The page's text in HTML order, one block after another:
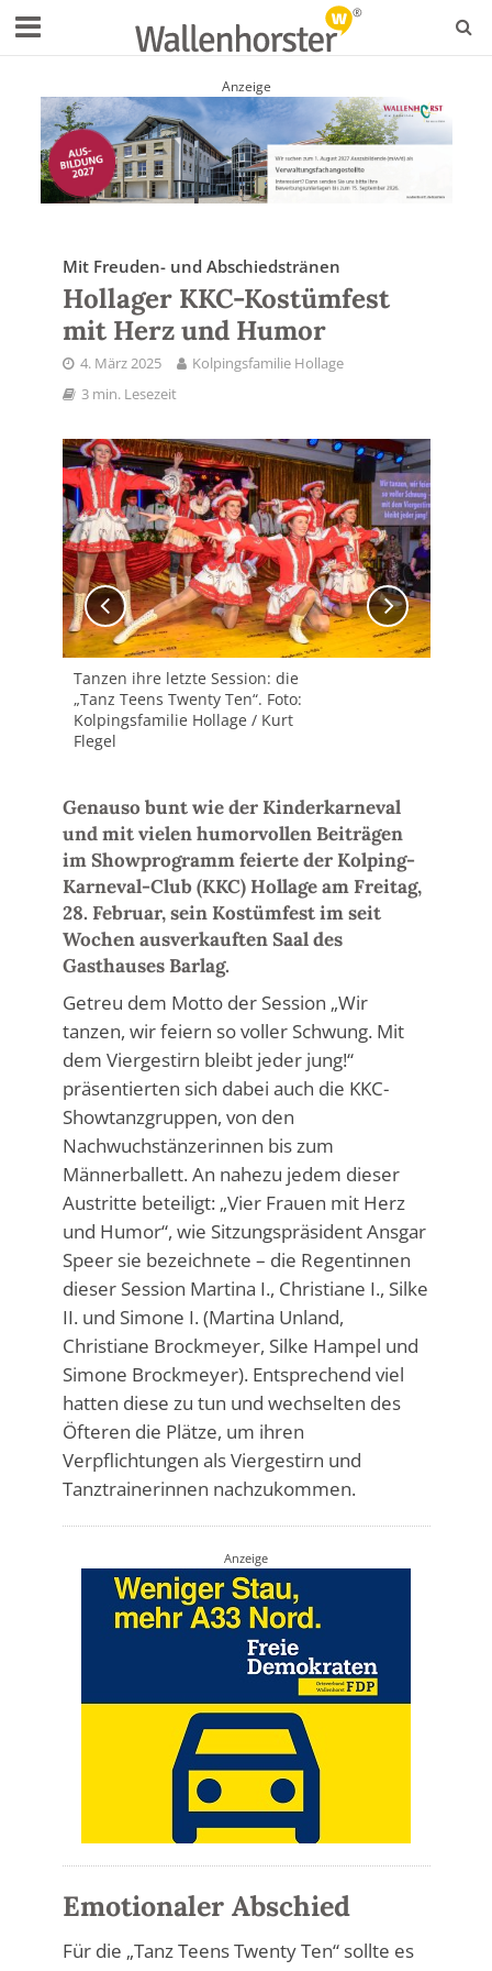
Anzeige
Mit Freuden- und Abschiedstränen
Hollager KKC-Kostümfest
mit Herz und Humor
4. März 2025
Kolpingsfamilie Hollage
3 min. Lesezeit
Tanzen ihre letzte Session: die
„Tanz Teens Twenty Ten“. Foto:
Kolpingsfamilie Hollage / Kurt
Flegel
Genauso bunt wie der Kinderkarneval
und mit vielen humorvollen Beiträgen
im Showprogramm feierte der Kolping-
Karneval-Club (KKC) Hollage am Freitag,
28. Februar, sein Kostümfest im seit
Wochen ausverkauften Saal des
Gasthauses Barlag.
Getreu dem Motto der Session „Wir
tanzen, wir feiern so voller Schwung. Mit
dem Viergestirn bleibt jeder jung!“
präsentierten sich dabei auch die KKC-
Showtanzgruppen, von den
Nachwuchstänzerinnen bis zum
Männerballett. An nahezu jedem dieser
Austritte beteiligt: „Vier Frauen mit Herz
und Humor“, wie Sitzungspräsident Ansgar
Speer sie bezeichnete – die Regentinnen
dieser Session Martina I., Christiane I., Silke
II. und Simone I. (Martina Unland,
Christiane Brockmeyer, Silke Hampel und
Simone Brockmeyer). Entsprechend viel
hatten diese zu tun und wechselten des
Öfteren die Plätze, um ihren
Verpflichtungen als Viergestirn und
Tanztrainerinnen nachzukommen.
Anzeige
Emotionaler Abschied
Für die „Tanz Teens Twenty Ten“ sollte es